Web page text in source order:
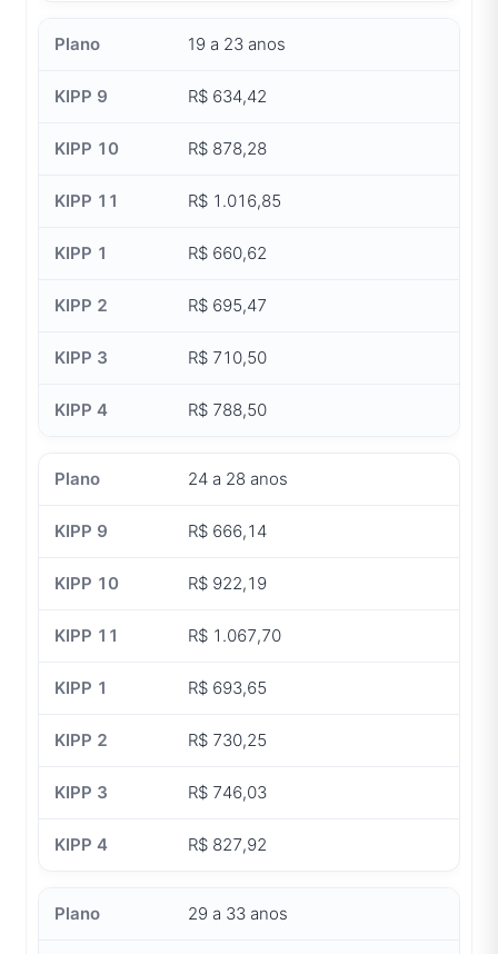
19 a 23 anos
R$ 634,42
R$ 878,28
R$ 1.016,85
R$ 660,62
R$ 695,47
R$ 710,50
R$ 788,50
24 a 28 anos
R$ 666,14
R$ 922,19
R$ 1.067,70
R$ 693,65
R$ 730,25
R$ 746,03
R$ 827,92
29 a 33 anos